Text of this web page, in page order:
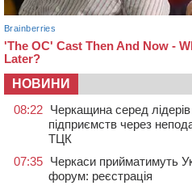
НОВИНИ
08:22 Черкащина серед
підприємств через
ТЦК
07:35 Черкаси прийматимуть
форум: реєстрація